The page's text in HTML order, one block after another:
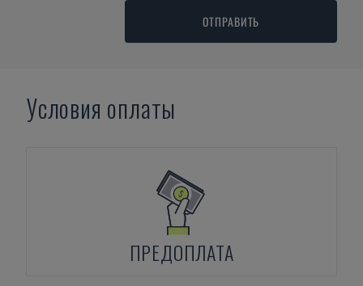
ОТПРАВИТЬ
Условия оплаты
ПРЕДОПЛАТА